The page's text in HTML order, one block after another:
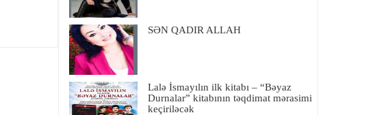
SƏN QADIR ALLAH
Lalə İsmayılın ilk kitabı – “Bəyaz
Durnalar” kitabının təqdimat mərasimi
keçiriləcək